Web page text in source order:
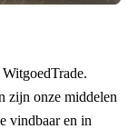
WitgoedTrade.
zijn onze middelen
vindbaar en in